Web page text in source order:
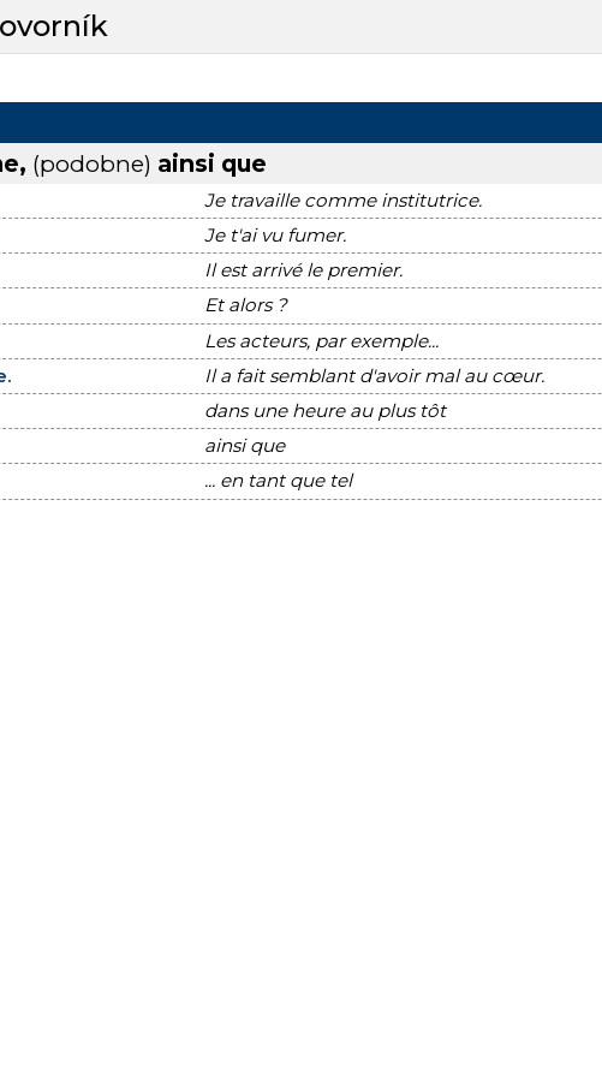
(podobne) ainsi que
Je travaille comme institutrice.
Je t'ai vu fumer.
Il est arrivé le premier.
Et alors ?
Les acteurs, par exemple...
Il a fait semblant d'avoir mal au cœur.
dans une heure au plus tôt
ainsi que
... en tant que tel